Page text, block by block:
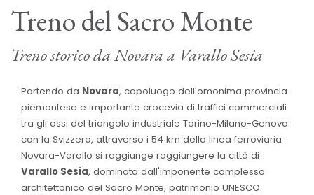
Treno del Sacro Monte
Treno storico da Novara a Varallo Sesia
Partendo da Novara, capoluogo dell'omonima provincia
piemontese e importante crocevia di traffici commerciali
tra gli assi del triangolo industriale Torino-Milano-Genova
con la Svizzera, attraverso i 54 km della linea ferroviaria
Novara-Varallo si raggiunge raggiungere la città di
Varallo Sesia, dominata dall'imponente complesso
architettonico del Sacro Monte, patrimonio UNESCO.